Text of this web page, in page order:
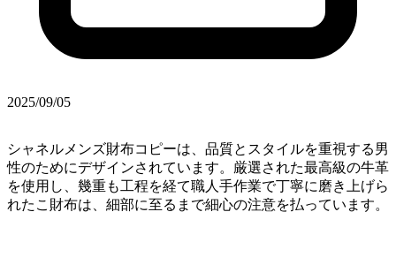
2025/09/05
シャネルメンズ財布コピーは、品質とスタイルを重視する男
性のためにデザインされています。厳選された最高級の牛革
を使用し、幾重も工程を経て職人手作業で丁寧に磨き上げら
れたこ財布は、細部に至るまで細心の注意を払っています。